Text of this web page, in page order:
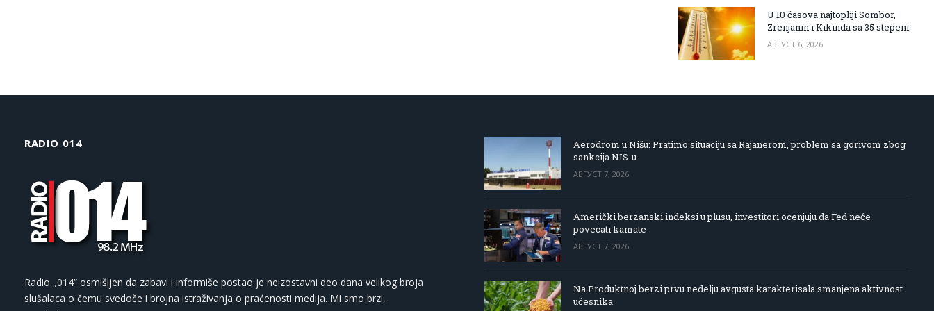
U 10 časova najtopliji Sombor,
Zrenjanin i Kikinda sa 35 stepeni
АВГУСТ 6, 2026
RADIO 014
Radio „014“ osmišljen da zabavi i informiše postao je neizostavni deo dana velikog broja
slušalaca o čemu svedoče i brojna istraživanja o praćenosti medija. Mi smo brzi,
Aerodrom u Nišu: Pratimo situaciju sa Rajanerom, problem sa gorivom zbog
sankcija NIS-u
АВГУСТ 7, 2026
Američki berzanski indeksi u plusu, investitori ocenjuju da Fed neće
povećati kamate
АВГУСТ 7, 2026
Na Produktnoj berzi prvu nedelju avgusta karakterisala smanjena aktivnost
učesnika